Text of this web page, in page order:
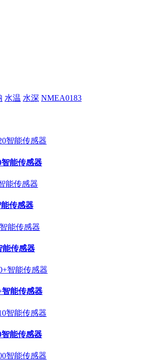
水温 水深 NMEA0183
能传感器
传感器
能传感器
能传感器
能传感器